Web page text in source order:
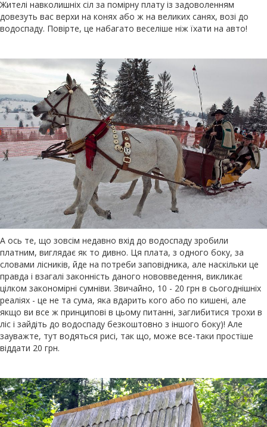
Жителі навколишніх сіл за помірну плату із задоволенням
довезуть вас верхи на конях або ж на великих санях, возі до
водоспаду. Повірте, це набагато веселіше ніж їхати на авто!
А ось те, що зовсім недавно вхід до водоспаду зробили
платним, виглядає як то дивно. Ця плата, з одного боку, за
словами лісників, йде на потреби заповідника, але наскільки це
правда і взагалі законність даного нововведення, викликає
цілком закономірні сумніви. Звичайно, 10 - 20 грн в сьогоднішніх
реаліях - це не та сума, яка вдарить кого або по кишені, але
якщо ви все ж принципові в цьому питанні, заглибитися трохи в
ліс і зайдіть до водоспаду безкоштовно з іншого боку)! Але
зауважте, тут водяться рисі, так що, може все-таки простіше
віддати 20 грн.